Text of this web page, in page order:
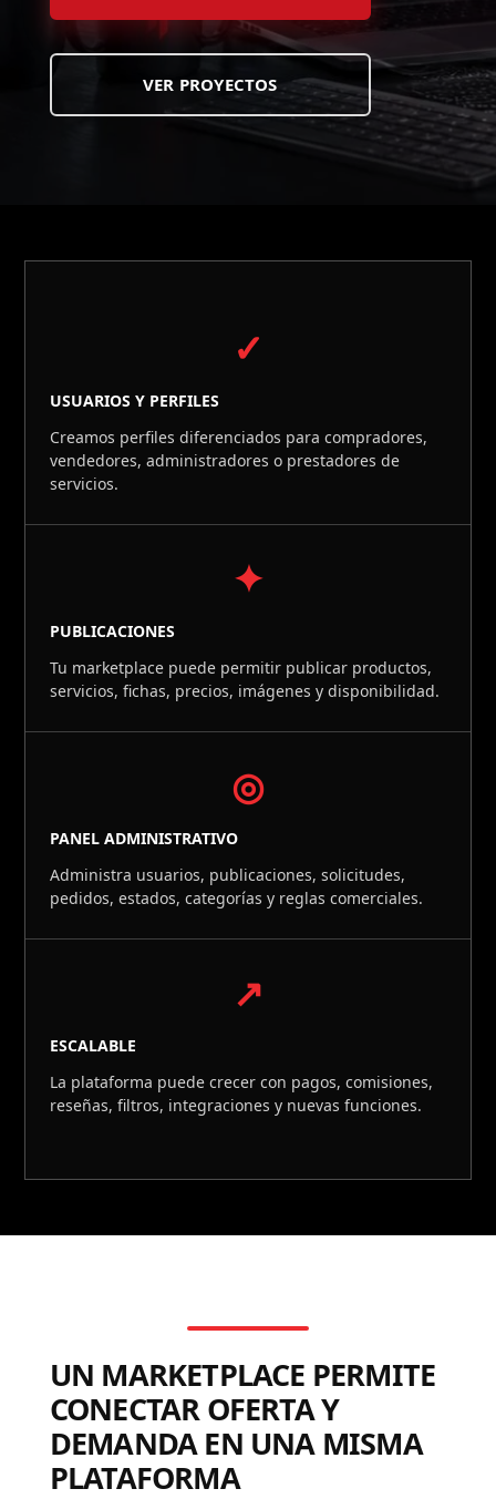
VER PROYECTOS
✓
USUARIOS Y PERFILES
Creamos perfiles diferenciados para compradores,
vendedores, administradores o prestadores de
servicios.
✦
PUBLICACIONES
Tu marketplace puede permitir publicar productos,
servicios, fichas, precios, imágenes y disponibilidad.
◎
PANEL ADMINISTRATIVO
Administra usuarios, publicaciones, solicitudes,
pedidos, estados, categorías y reglas comerciales.
↗
ESCALABLE
La plataforma puede crecer con pagos, comisiones,
reseñas, filtros, integraciones y nuevas funciones.
UN MARKETPLACE PERMITE
CONECTAR OFERTA Y
DEMANDA EN UNA MISMA
PLATAFORMA